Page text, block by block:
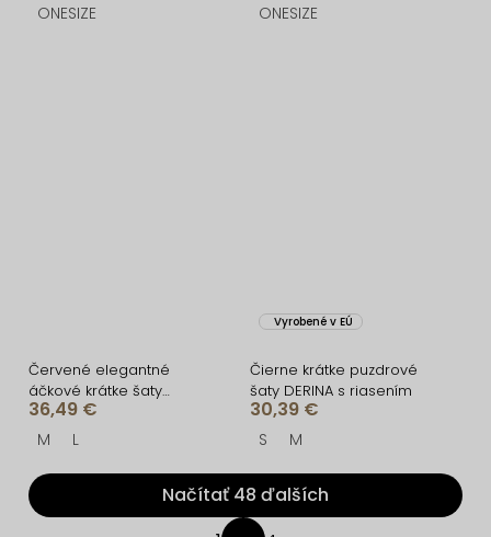
ONESIZE ONESIZE
Červené elegantné
áčkové krátke šaty
NATIVE
36,49 €
M L
Vyrobené v EÚ
Čierne krátke puzdrové
šaty DERINA s riasením
30,39 €
S M
Načítať 48 ďalších